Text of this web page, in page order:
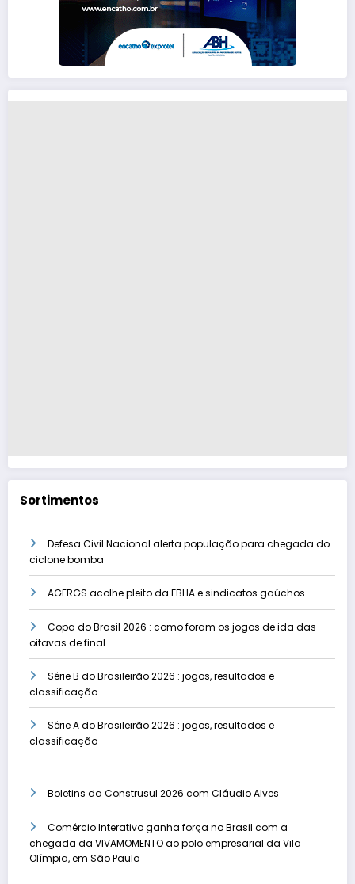
Sortimentos
Defesa Civil Nacional alerta população para chegada do
ciclone bomba
AGERGS acolhe pleito da FBHA e sindicatos gaúchos
Copa do Brasil 2026 : como foram os jogos de ida das
oitavas de final
Série B do Brasileirão 2026 : jogos, resultados e
classificação
Série A do Brasileirão 2026 : jogos, resultados e
classificação
Boletins da Construsul 2026 com Cláudio Alves
Comércio Interativo ganha força no Brasil com a
chegada da VIVAMOMENTO ao polo empresarial da Vila
Olímpia, em São Paulo